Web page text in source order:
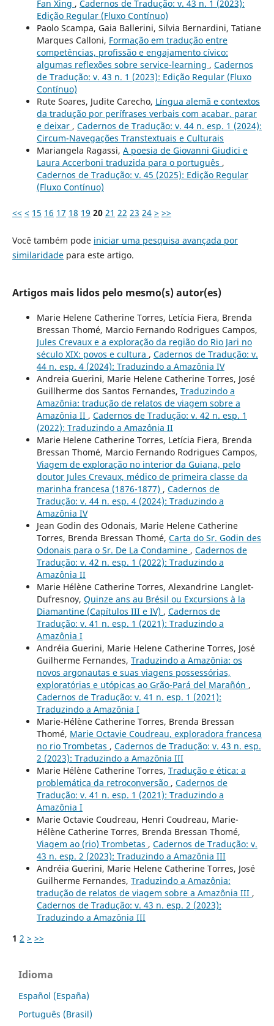
Fan Xing , Cadernos de Tradução: v. 43 n. 1 (2023):
Edição Regular (Fluxo Contínuo)
Paolo Scampa, Gaia Ballerini, Silvia Bernardini, Tatiane
Marques Calloni, Formação em tradução entre
competências, profissão e engajamento cívico:
algumas reflexões sobre service-learning , Cadernos
de Tradução: v. 43 n. 1 (2023): Edição Regular (Fluxo
Contínuo)
Rute Soares, Judite Carecho, Língua alemã e contextos
da tradução por perífrases verbais com acabar, parar
e deixar , Cadernos de Tradução: v. 44 n. esp. 1 (2024):
Circum-Navegações Transtextuais e Culturais
Mariangela Ragassi, A poesia de Giovanni Giudici e
Laura Accerboni traduzida para o português ,
Cadernos de Tradução: v. 45 (2025): Edição Regular
(Fluxo Contínuo)
<< < 15 16 17 18 19 20 21 22 23 24 > >>
Você também pode iniciar uma pesquisa avançada por
similaridadepara este artigo.
Artigos mais lidos pelo mesmo(s) autor(es)
Marie Helene Catherine Torres, Letícia Fiera, Brenda
Bressan Thomé, Marcio Fernando Rodrigues Campos,
Jules Crevaux e a exploração da região do Rio Jari no
século XIX: povos e cultura , Cadernos de Tradução: v.
44 n. esp. 4 (2024): Traduzindo a Amazônia IV
Andreia Guerini, Marie Helene Catherine Torres, José
Guillherme dos Santos Fernandes, Traduzindo a
Amazônia: tradução de relatos de viagem sobre a
Amazônia II , Cadernos de Tradução: v. 42 n. esp. 1
(2022): Traduzindo a Amazônia II
Marie Helene Catherine Torres, Letícia Fiera, Brenda
Bressan Thomé, Marcio Fernando Rodrigues Campos,
Viagem de exploração no interior da Guiana, pelo
doutor Jules Crevaux, médico de primeira classe da
marinha francesa (1876-1877) , Cadernos de
Tradução: v. 44 n. esp. 4 (2024): Traduzindo a
Amazônia IV
Jean Godin des Odonais, Marie Helene Catherine
Torres, Brenda Bressan Thomé, Carta do Sr. Godin des
Odonais para o Sr. De La Condamine , Cadernos de
Tradução: v. 42 n. esp. 1 (2022): Traduzindo a
Amazônia II
Marie Hélène Catherine Torres, Alexandrine Langlet-
Dufresnoy, Quinze ans au Brésil ou Excursions à la
Diamantine (Capítulos III e IV) , Cadernos de
Tradução: v. 41 n. esp. 1 (2021): Traduzindo a
Amazônia I
Andréia Guerini, Marie Helene Catherine Torres, José
Guilherme Fernandes, Traduzindo a Amazônia: os
novos argonautas e suas viagens possessórias,
exploratórias e utópicas ao Grão-Pará del Marañón ,
Cadernos de Tradução: v. 41 n. esp. 1 (2021):
Traduzindo a Amazônia I
Marie-Hélène Catherine Torres, Brenda Bressan
Thomé, Marie Octavie Coudreau, exploradora francesa
no rio Trombetas , Cadernos de Tradução: v. 43 n. esp.
2 (2023): Traduzindo a Amazônia III
Marie Hélène Catherine Torres, Tradução e ética: a
problemática da retroconversão , Cadernos de
Tradução: v. 41 n. esp. 1 (2021): Traduzindo a
Amazônia I
Marie Octavie Coudreau, Henri Coudreau, Marie-
Hélène Catherine Torres, Brenda Bressan Thomé,
Viagem ao (rio) Trombetas , Cadernos de Tradução: v.
43 n. esp. 2 (2023): Traduzindo a Amazônia III
Andréia Guerini, Marie Helene Catherine Torres, José
Guilherme Fernandes, Traduzindo a Amazônia:
tradução de relatos de viagem sobre a Amazônia III ,
Cadernos de Tradução: v. 43 n. esp. 2 (2023):
Traduzindo a Amazônia III
1 2 > >>
Idioma
Español (España)
Português (Brasil)